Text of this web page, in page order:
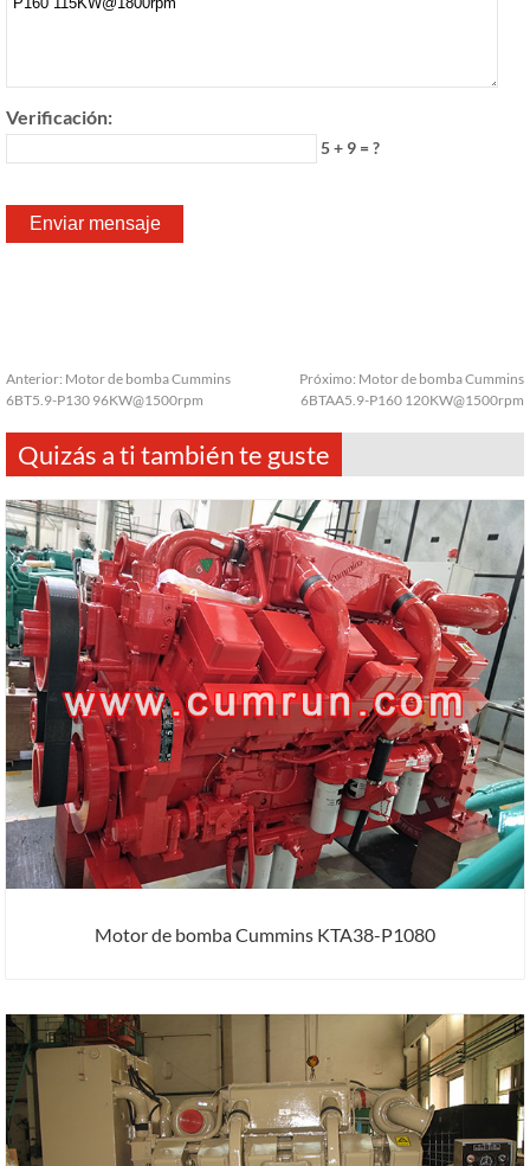
Verificación:
5 + 9 = ?
Anterior: Motor de bomba Cummins
6BT5.9-P130 96KW@1500rpm
Próximo: Motor de bomba Cummins
6BTAA5.9-P160 120KW@1500rpm
Quizás a ti también te guste
Motor de bomba Cummins KTA38-P1080